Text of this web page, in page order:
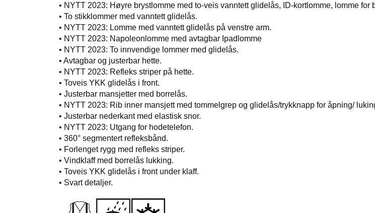
• NYTT 2023: Høyre brystlomme med to-veis vanntett glidelås, ID-kortlomme, lomme for
• To stikklommer med vanntett glidelås.
• NYTT 2023: Lomme med vanntett glidelås på venstre arm.
• NYTT 2023: Napoleonlomme med avtagbar Ipadlomme
• NYTT 2023: To innvendige lommer med glidelås.
• Avtagbar og justerbar hette.
• NYTT 2023: Refleks striper på hette.
• Toveis YKK glidelås i front.
• Justerbar mansjetter med borrelås.
• NYTT 2023: Rib inner mansjett med tommelgrep og glidelås/trykknapp for åpning/
• Justerbar nederkant med elastisk snor.
• NYTT 2023: Utgang for hodetelefon.
• 360° segmentert refleksbånd.
• Forlenget rygg med refleks striper.
• Vindklaff med borrelås lukking.
• Toveis YKK glidelås i front under klaff.
• Svart detaljer.